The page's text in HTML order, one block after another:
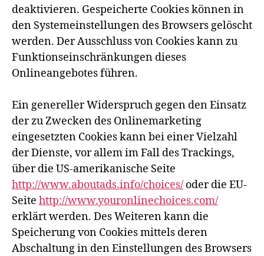
deaktivieren. Gespeicherte Cookies können in
den Systemeinstellungen des Browsers gelöscht
werden. Der Ausschluss von Cookies kann zu
Funktionseinschränkungen dieses
Onlineangebotes führen.
Ein genereller Widerspruch gegen den Einsatz
der zu Zwecken des Onlinemarketing
eingesetzten Cookies kann bei einer Vielzahl
der Dienste, vor allem im Fall des Trackings,
über die US-amerikanische Seite
http://www.aboutads.info/choices/ oder die EU-
Seite http://www.youronlinechoices.com/
erklärt werden. Des Weiteren kann die
Speicherung von Cookies mittels deren
Abschaltung in den Einstellungen des Browsers